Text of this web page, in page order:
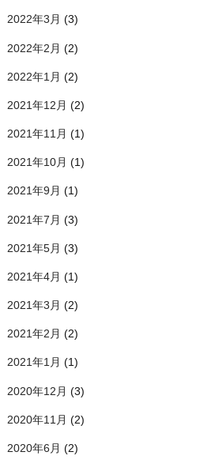
2022年3月 (3)
2022年2月 (2)
2022年1月 (2)
2021年12月 (2)
2021年11月 (1)
2021年10月 (1)
2021年9月 (1)
2021年7月 (3)
2021年5月 (3)
2021年4月 (1)
2021年3月 (2)
2021年2月 (2)
2021年1月 (1)
2020年12月 (3)
2020年11月 (2)
2020年6月 (2)